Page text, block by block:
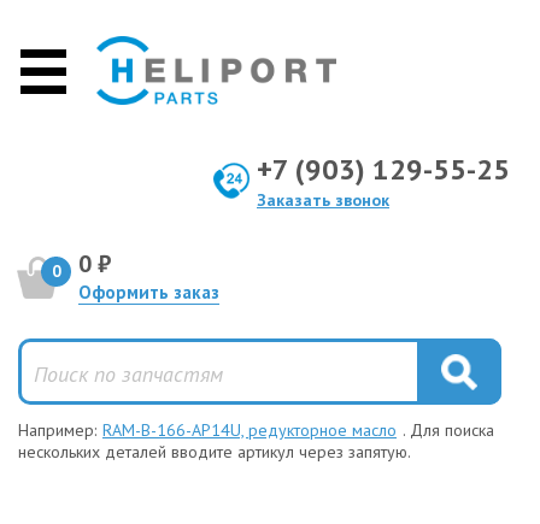
+7 (903) 129-55-25
Заказать звонок
0 0 ₽
Оформить заказ
Например: RAM-B-166-AP14U, редукторное масло . Для поиска
нескольких деталей вводите артикул через запятую.